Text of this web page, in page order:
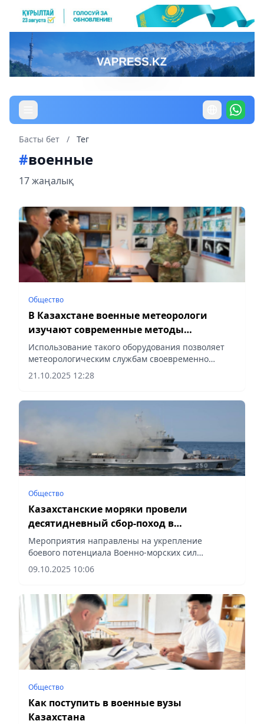
Басты бет / Тег
#военные
17 жаңалық
Общество
В Казахстане военные метеорологи
изучают современные методы
прогнозирования погоды
Использование такого оборудования позволяет
метеорологическим службам своевременно
информировать лётчиков о фактической
погодной обстановке, сообщает Vecher.kz.
21.10.2025 12:28
Общество
Казахстанские моряки провели
десятидневный сбор-поход в
Каспийском море
Мероприятия направлены на укрепление
боевого потенциала Военно-морских сил
Казахстана, сообщает Vecher.kz.
09.10.2025 10:06
Общество
Как поступить в военные вузы
Казахстана